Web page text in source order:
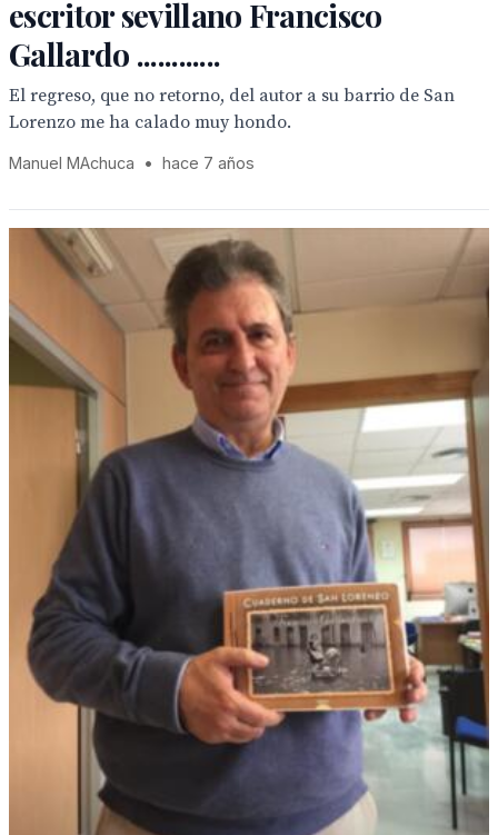
escritor sevillano Francisco
Gallardo ............
El regreso, que no retorno, del autor a su barrio de San
Lorenzo me ha calado muy hondo.
Manuel MAchuca • hace 7 años